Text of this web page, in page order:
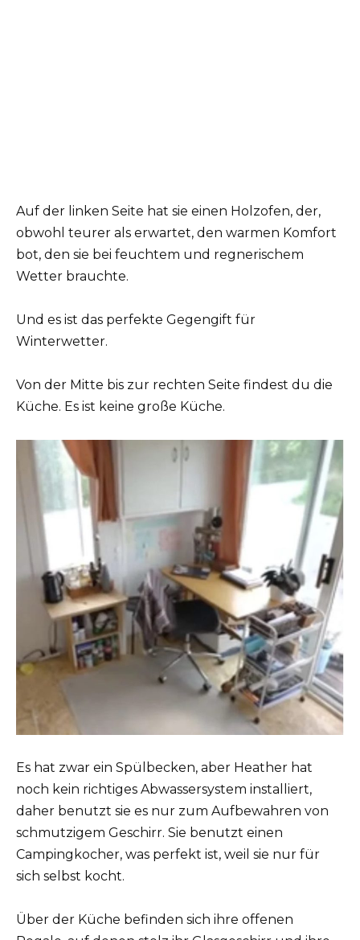
Auf der linken Seite hat sie einen Holzofen, der,
obwohl teurer als erwartet, den warmen Komfort
bot, den sie bei feuchtem und regnerischem
Wetter brauchte.
Und es ist das perfekte Gegengift für
Winterwetter.
Von der Mitte bis zur rechten Seite findest du die
Küche. Es ist keine große Küche.
Es hat zwar ein Spülbecken, aber Heather hat
noch kein richtiges Abwassersystem installiert,
daher benutzt sie es nur zum Aufbewahren von
schmutzigem Geschirr. Sie benutzt einen
Campingkocher, was perfekt ist, weil sie nur für
sich selbst kocht.
Über der Küche befinden sich ihre offenen